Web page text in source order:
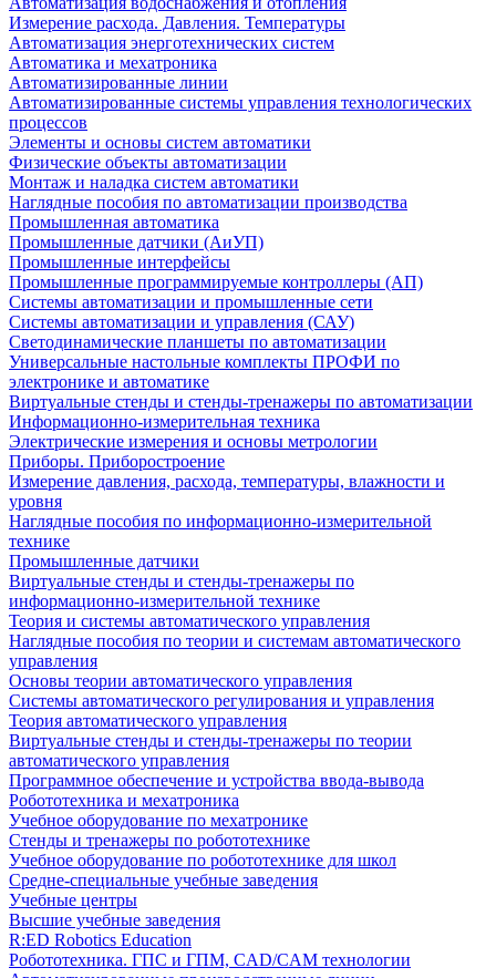
Измерение расхода. Давления. Температуры
Автоматизация энерготехнических систем
Автоматика и мехатроника
Автоматизированные линии
Автоматизированные системы управления технологических
процессов
Элементы и основы систем автоматики
Физические объекты автоматизации
Монтаж и наладка систем автоматики
Наглядные пособия по автоматизации производства
Промышленная автоматика
Промышленные датчики (АиУП)
Промышленные интерфейсы
Промышленные программируемые контроллеры (АП)
Системы автоматизации и промышленные сети
Системы автоматизации и управления (САУ)
Светодинамические планшеты по автоматизации
Универсальные настольные комплекты ПРОФИ по
электронике и автоматике
Виртуальные стенды и стенды-тренажеры по автоматизации
Информационно-измерительная техника
Электрические измерения и основы метрологии
Приборы. Приборостроение
Измерение давления, расхода, температуры, влажности и
уровня
Наглядные пособия по информационно-измерительной
технике
Промышленные датчики
Виртуальные стенды и стенды-тренажеры по
информационно-измерительной технике
Теория и системы автоматического управления
Наглядные пособия по теории и системам автоматического
управления
Основы теории автоматического управления
Системы автоматического регулирования и управления
Теория автоматического управления
Виртуальные стенды и стенды-тренажеры по теории
автоматического управления
Программное обеспечение и устройства ввода-вывода
Робототехника и мехатроника
Учебное оборудование по мехатронике
Стенды и тренажеры по робототехнике
Учебное оборудование по робототехнике для школ
Средне-специальные учебные заведения
Учебные центры
Высшие учебные заведения
R:ED Robotics Education
Робототехника. ГПС и ГПМ, CAD/CAM технологии